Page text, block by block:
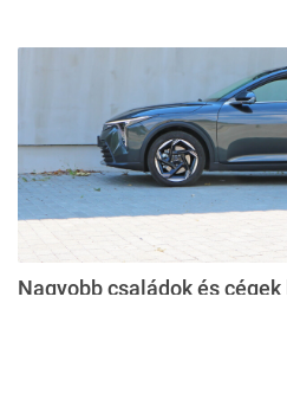
Nagyobb családok és